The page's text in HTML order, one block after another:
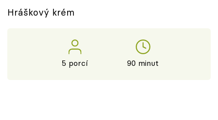
Těhotnej kuchař
Sledujte prima+
Hráškový krém
5 porcí 90 minut